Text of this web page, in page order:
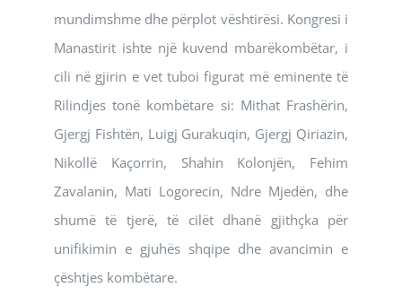
mundimshme dhe përplot vështirësi. Kongresi i
Manastirit ishte një kuvend mbarëkombëtar, i
cili në gjirin e vet tuboi figurat më eminente të
Rilindjes tonë kombëtare si: Mithat Frashërin,
Gjergj Fishtën, Luigj Gurakuqin, Gjergj Qiriazin,
Nikollë Kaçorrin, Shahin Kolonjën, Fehim
Zavalanin, Mati Logorecin, Ndre Mjedën, dhe
shumë të tjerë, të cilët dhanë gjithçka për
unifikimin e gjuhës shqipe dhe avancimin e
çështjes kombëtare.